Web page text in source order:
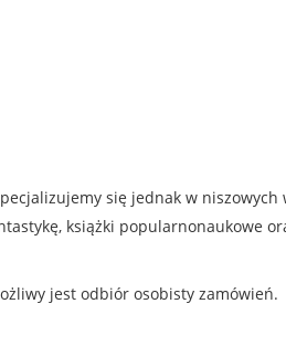
się jednak w niszowych
książki popularnonaukowe
jest odbiór osobisty zamówień.